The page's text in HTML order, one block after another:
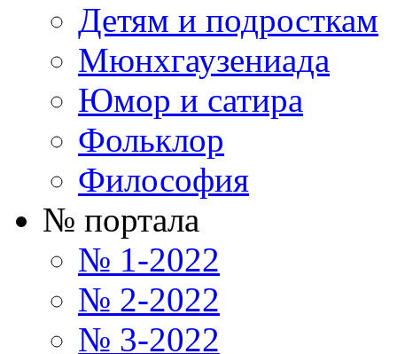
Детям и подросткам
Мюнхгаузениада
Юмор и сатира
Фольклор
Философия
№ портала
№ 1-2022
№ 2-2022
№ 3-2022